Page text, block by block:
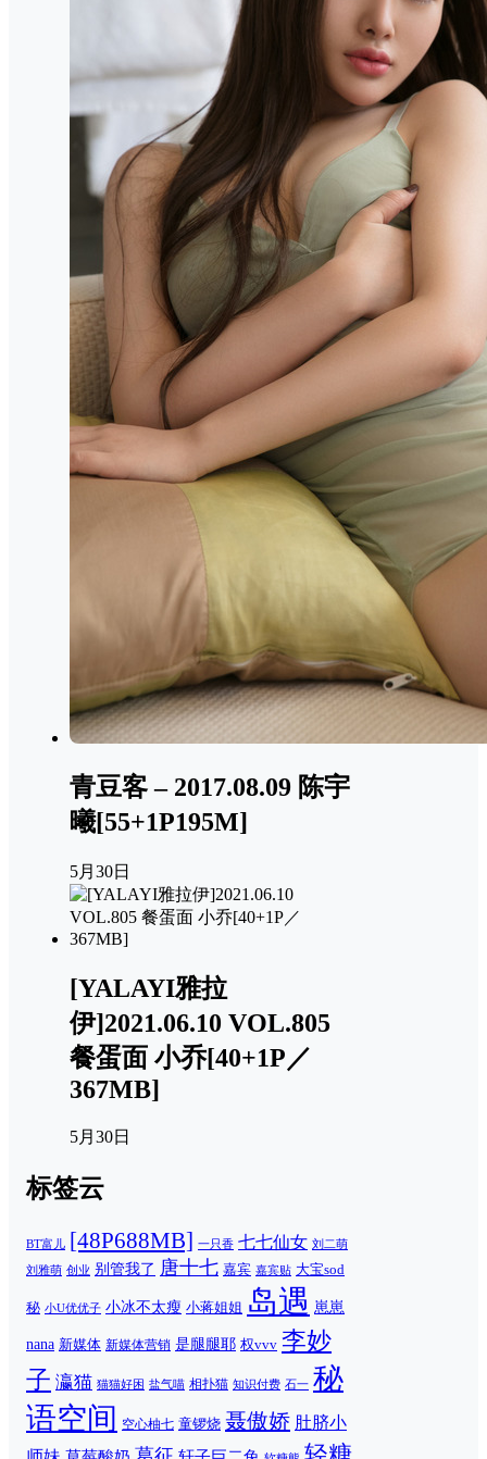
青豆客 – 2017.08.09 陈宇
曦[55+1P195M]
5月30日
[YALAYI雅拉
伊]2021.06.10 VOL.805
餐蛋面 小乔[40+1P／
367MB]
5月30日
标签云
BT富儿 [48P688MB] 一只香 七七仙女 刘二萌
刘雅萌 创业 别管我了 唐十七 嘉宾 嘉宾贴 大宝sod
秘 小U优优子 小冰不太瘦 小蒋姐姐 岛遇 崽崽
nana 新媒体 新媒体营销 是腿腿耶 权vvv 李妙
子 瀛猫 猫猫好困 盐气喵 相扑猫 知识付费 石一 秘
语空间
空心柚七 童锣烧 聂傲娇 肚脐小